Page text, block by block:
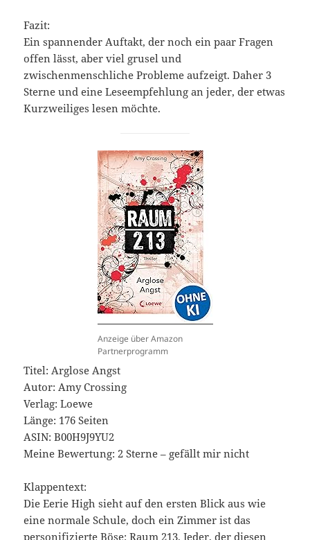
Fazit:
Ein spannender Auftakt, der noch ein paar Fragen
offen lässt, aber viel grusel und
zwischenmenschliche Probleme aufzeigt. Daher 3
Sterne und eine Leseempfehlung an jeder, der etwas
Kurzweiliges lesen möchte.
Anzeige über Amazon
Partnerprogramm
Titel: Arglose Angst
Autor: Amy Crossing
Verlag: Loewe
Länge: 176 Seiten
ASIN: ‎B00H9J9YU2
Meine Bewertung: 2 Sterne – gefällt mir nicht
Klappentext:
Die Eerie High sieht auf den ersten Blick aus wie
eine normale Schule, doch ein Zimmer ist das
personifizierte Böse: Raum 213. Jeder, der diesen